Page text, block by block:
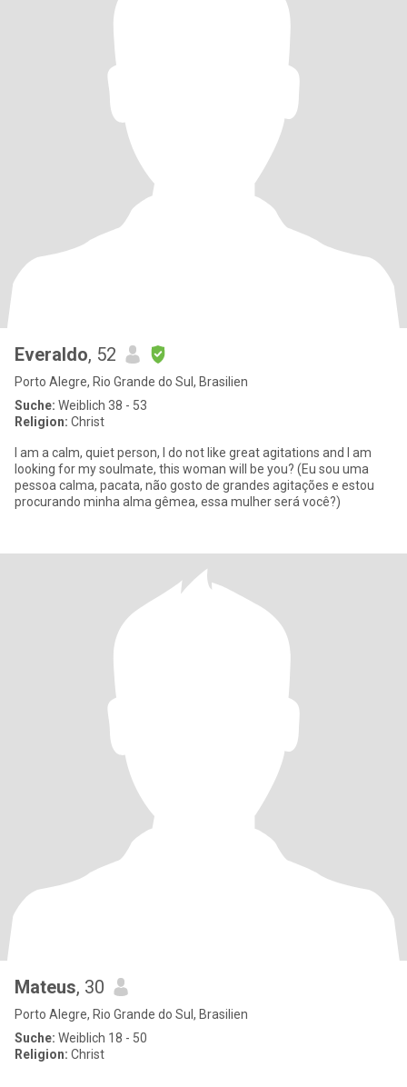
Everaldo, 52
Porto Alegre, Rio Grande do Sul, Brasilien
Suche: Weiblich 38 - 53
Religion: Christ
I am a calm, quiet person, I do not like great agitations and I am
looking for my soulmate, this woman will be you? (Eu sou uma
pessoa calma, pacata, não gosto de grandes agitações e estou
procurando minha alma gêmea, essa mulher será você?)
Mateus, 30
Porto Alegre, Rio Grande do Sul, Brasilien
Suche: Weiblich 18 - 50
Religion: Christ